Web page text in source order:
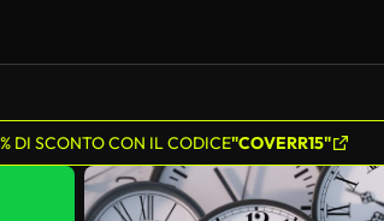
DI SCONTO CON IL CODICE"COVERR15"